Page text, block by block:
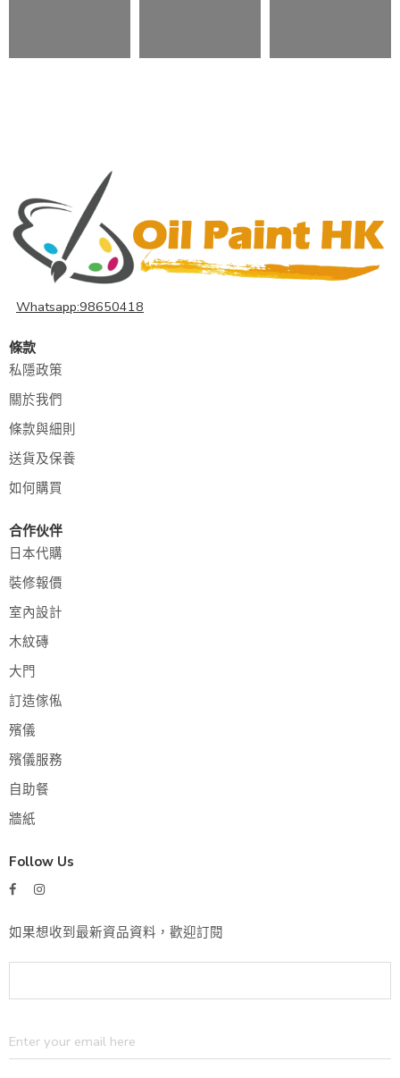
Whatsapp:98650418
條款
私隱政策
關於我們
條款與細則
送貨及保養
如何購買
合作伙伴
日本代購
裝修報價
室內設計
木紋磚
大門
訂造傢俬
殯儀
殯儀服務
自助餐
牆紙
Follow Us
如果想收到最新資品資料，歡迎訂閱